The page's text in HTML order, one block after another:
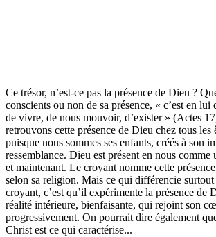
Ce trésor, n’est-ce pas la présence de Dieu ?
conscients ou non de sa présence, « c’est en lui
de vivre, de nous mouvoir, d’exister » (Actes
retrouvons cette présence de Dieu chez tous les
puisque nous sommes ses enfants, créés à son
ressemblance. Dieu est présent en nous comme
et maintenant. Le croyant nomme cette
selon sa religion. Mais ce qui différencie
croyant, c’est qu’il expérimente la présence de
réalité intérieure, bienfaisante, qui rejoint son
progressivement. On pourrait dire également
Christ est ce qui caractérise...